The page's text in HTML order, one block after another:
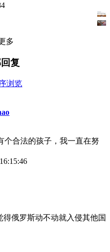
多
复
浏览
个合法的孩子，我一直在努
俄罗斯动不动就入侵其他国